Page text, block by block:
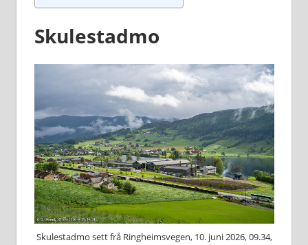
Skulestadmo
Skulestadmo sett frå Ringheimsvegen, 10. juni 2026, 09.34,